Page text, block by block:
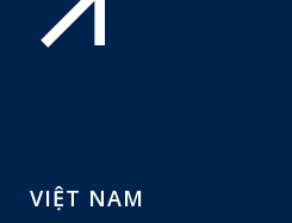
VIỆT NAM